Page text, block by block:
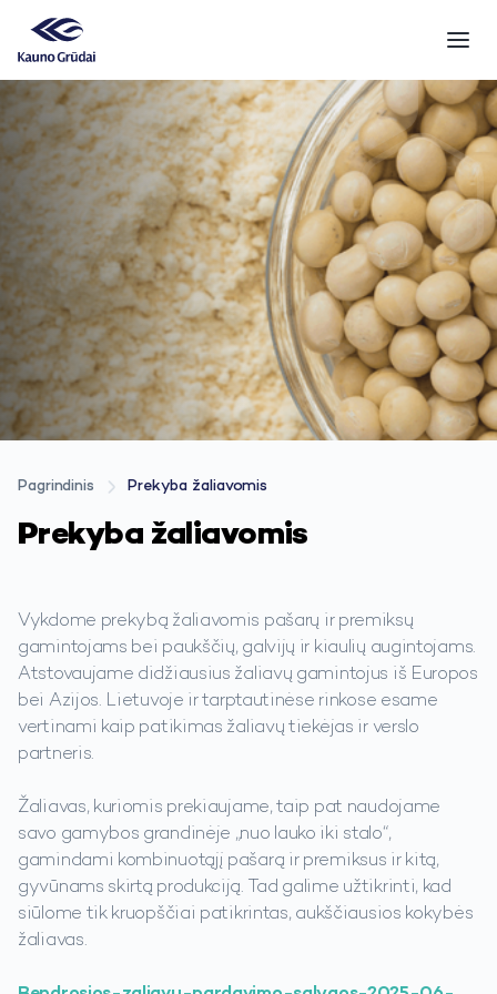
Pagrindinis Prekyba žaliavomis
Prekyba žaliavomis
Vykdome prekybą žaliavomis pašarų ir premiksų
gamintojams bei paukščių, galvijų ir kiaulių augintojams.
Atstovaujame didžiausius žaliavų gamintojus iš Europos
bei Azijos. Lietuvoje ir tarptautinėse rinkose esame
vertinami kaip patikimas žaliavų tiekėjas ir verslo
partneris.
Žaliavas, kuriomis prekiaujame, taip pat naudojame
savo gamybos grandinėje „nuo lauko iki stalo“,
gamindami kombinuotąjį pašarą ir premiksus ir kitą,
gyvūnams skirtą produkciją. Tad galime užtikrinti, kad
siūlome tik kruopščiai patikrintas, aukščiausios kokybės
žaliavas.